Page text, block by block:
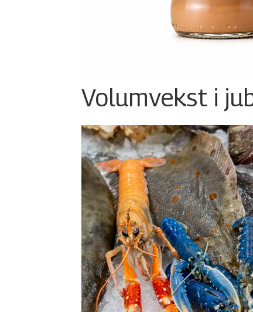
Volumvekst i